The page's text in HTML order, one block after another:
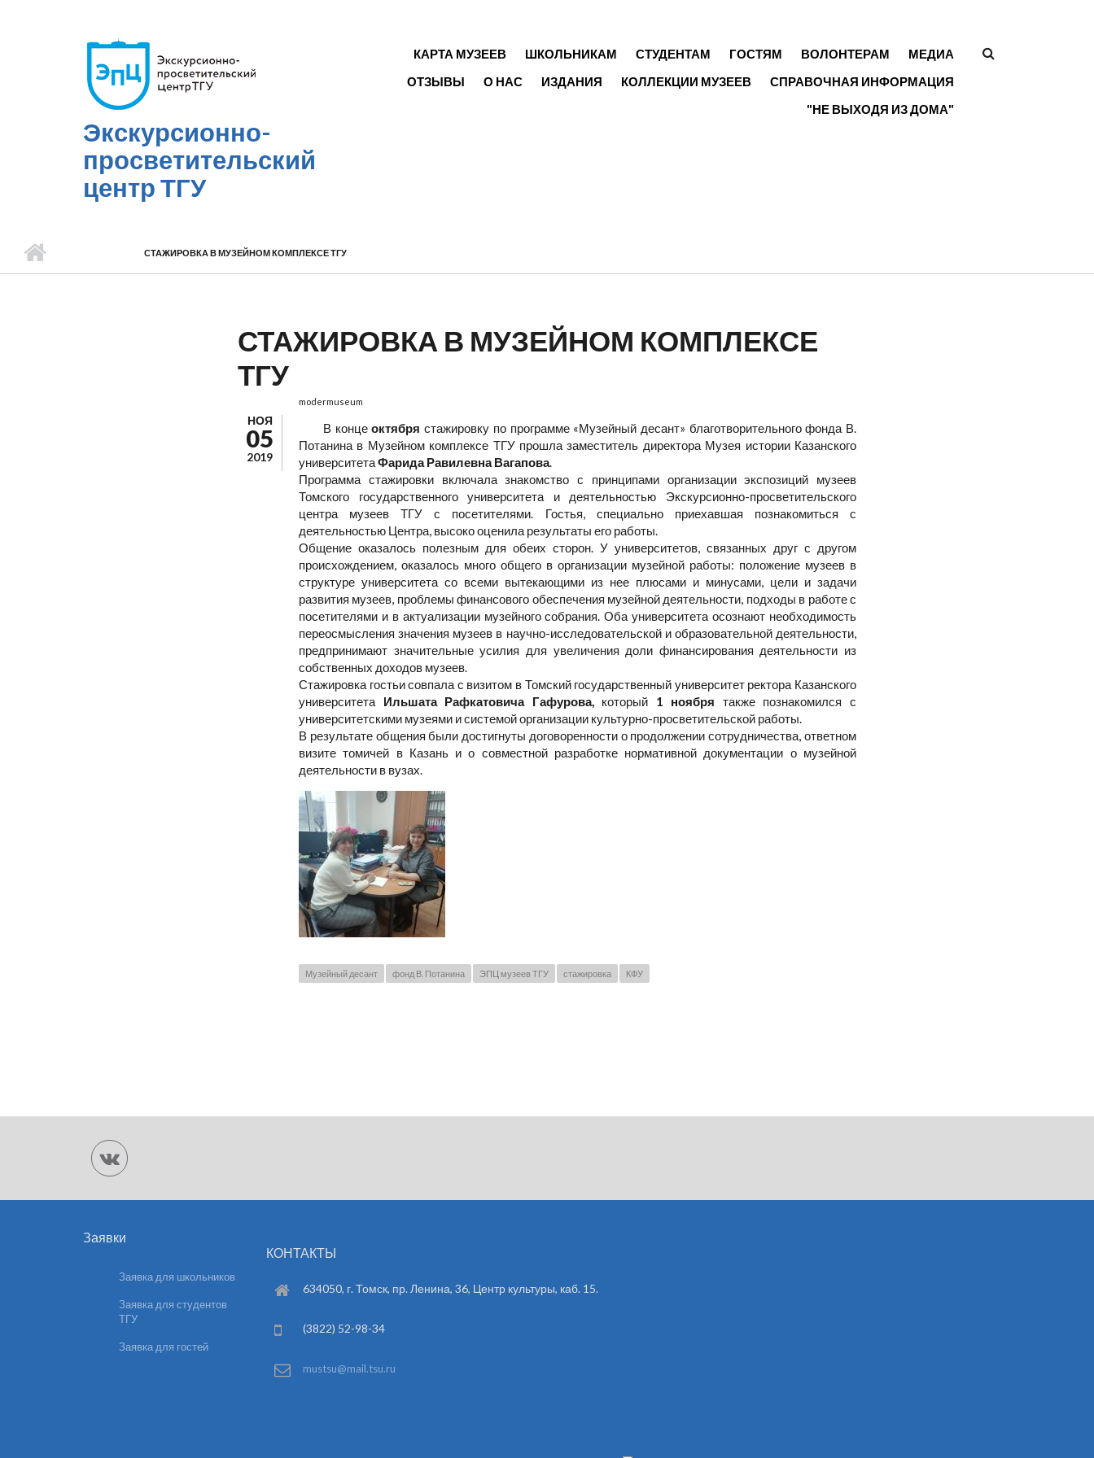
Экскурсионно-
просветительский
центр ТГУ
ФОРМА
ГЛАВНОЕ МЕНЮ
КАРТА МУЗЕЕВ ШКОЛЬНИКАМ СТУДЕНТАМ ГОСТЯМ ВОЛОНТЕРАМ
МЕДИА
ОТЗЫВЫ
О НАС ИЗДАНИЯ КОЛЛЕКЦИИ МУЗЕЕВ
СПРАВОЧНАЯ ИНФОРМАЦИЯ
"НЕ ВЫХОДЯ ИЗ ДОМА"
СТАЖИРОВКА В МУЗЕЙНОМ КОМПЛЕКСЕ ТГУ
СТАЖИРОВКА В МУЗЕЙНОМ КОМПЛЕКСЕ
ТГУ
НОЯ
05
2019
modermuseum
В концеоктября стажировку по программе «Музейный десант» благотворительного фонда В.
Потанина в Музейном комплексе ТГУ прошла заместитель директора Музея истории Казанского
университетаФарида Равилевна Вагапова.
Программа стажировки включала знакомство с принципами организации экспозиций музеев
Томского государственного университета и деятельностью Экскурсионно-просветительского
центра музеев ТГУ с посетителями. Гостья, специально приехавшая познакомиться с
деятельностью Центра, высоко оценила результаты его работы.
Общение оказалось полезным для обеих сторон. У университетов, связанных друг с другом
происхождением, оказалось много общего в организации музейной работы: положение музеев в
структуре университета со всеми вытекающими из нее плюсами и минусами, цели и задачи
развития музеев, проблемы финансового обеспечения музейной деятельности, подходы в работе с
посетителями и в актуализации музейного собрания. Оба университета осознают необходимость
переосмысления значения музеев в научно-исследовательской и образовательной деятельности,
предпринимают значительные усилия для увеличения доли финансирования деятельности из
собственных доходов музеев.
Стажировка гостьи совпала с визитом в Томский государственный университет ректора Казанского
университета Ильшата Рафкатовича Гафурова, который 1 ноября также познакомился с
университетскими музеями и системой организации культурно-просветительской работы.
В результате общения были достигнуты договоренности о продолжении сотрудничества, ответном
визите томичей в Казань и о совместной разработке нормативной документации о музейной
деятельности в вузах.
Музейный десант фонд В. Потанина ЭПЦ музеев ТГУ стажировка КФУ
Заявки
Заявка для школьников
Заявка для студентов
ТГУ
Заявка для гостей
КОНТАКТЫ
634050, г. Томск, пр. Ленина, 36, Центр культуры, каб. 15.
(3822) 52-98-34
mustsu@mail.tsu.ru